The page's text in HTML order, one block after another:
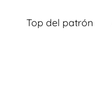
Top del patrón